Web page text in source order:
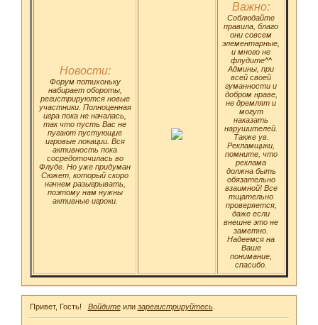
Новости:
Форум потихоньку
набирает обороты,
регистрируются новые
участники. Полноценная
игра пока не началась,
так что пусть Вас не
пугают пустующие
игровые локации. Вся
активность пока
сосредоточилась во
Флуде. Но уже придуман
Сюжет, который скоро
начнем разыгрывать,
поэтому нам нужны
активные игроки.
Важно:
Соблюдайте
правила, благо
они совсем
элементарные,
и много не
флудите^^
Админы, при
всей своей
гуманности и
добром нраве,
не дремлят и
могут
наказать
нарушителей.
Также ув.
Рекламщики,
помните, что
реклама
должна быть
обязательно
взаимной! Все
тщательно
проверяется,
даже если
внешне это не
заметно.
Надеемся на
Ваше
понимание,
спасибо.
Привет, Гость! Войдитеили зарегистрируйтесь